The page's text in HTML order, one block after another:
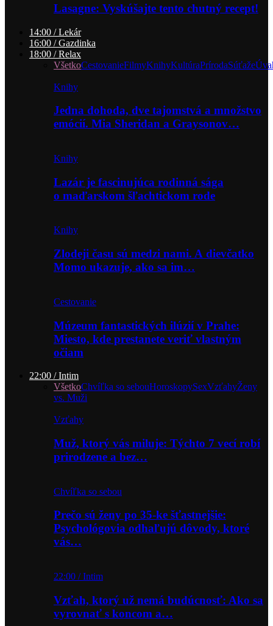
Lasagne: Vyskúšajte tento chutný recept!
14:00 / Lekár
16:00 / Gazdinka
18:00 / Relax
VšetkoCestovanieFilmyKnihyKultúraPrírodaSúťaže
Knihy
Jedna dohoda, dve tajomstvá a množstvo
emócií. Mia Sheridan a Graysonov…
Knihy
Lazár je fascinujúca rodinná sága
o maďarskom šľachtickom rode
Knihy
Zlodeji času sú medzi nami. A dievčatko
Momo ukazuje, ako sa im…
Cestovanie
Múzeum fantastických ilúzií v Prahe:
Miesto, kde prestanete veriť vlastným
očiam
22:00 / Intim
VšetkoChvíľka so sebouHoroskopySexVzťahyŽeny
vs. Muži
Vzťahy
Muž, ktorý vás miluje: Týchto 7 vecí robí
prirodzene a bez…
Chvíľka so sebou
Prečo sú ženy po 35-ke šťastnejšie:
Psychológovia odhaľujú dôvody, ktoré
vás…
22:00 / Intim
Vzťah, ktorý už nemá budúcnosť: Ako sa
vyrovnať s koncom a…